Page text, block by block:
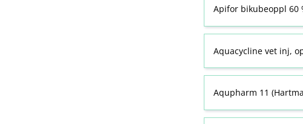
Apifor bikubeoppl 60
Aquacycline vet inj,
Aqupharm 11